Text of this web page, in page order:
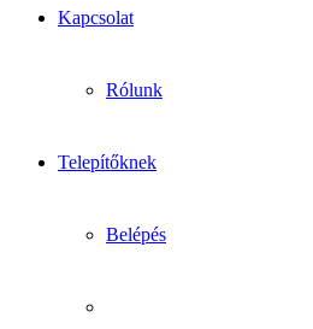
Kapcsolat
Rólunk
Telepítőknek
Belépés